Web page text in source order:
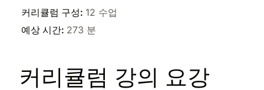
커리큘럼 구성: 12 수업
예상 시간: 273 분
커리큘럼 강의 요강